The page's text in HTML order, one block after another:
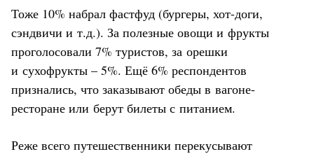
Тоже 10% набрал фастфуд (бургеры, хот-доги,
сэндвичи и т.д.). За полезные овощи и фрукты
проголосовали 7% туристов, за орешки
и сухофрукты – 5%. Ещё 6% респондентов
признались, что заказывают обеды в вагоне-
ресторане или берут билеты с питанием.
Реже всего путешественники перекусывают